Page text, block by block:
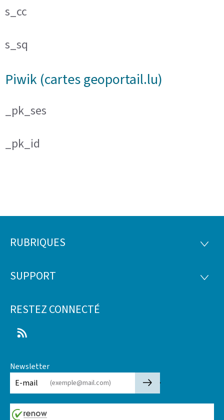
s_cc
s_sq
Piwik (cartes geoportail.lu)
_pk_ses
_pk_id
Pied
page
RUBRIQUES
SUPPORT
RESTEZ CONNECTÉ
Newsletter
E-mail
🡒